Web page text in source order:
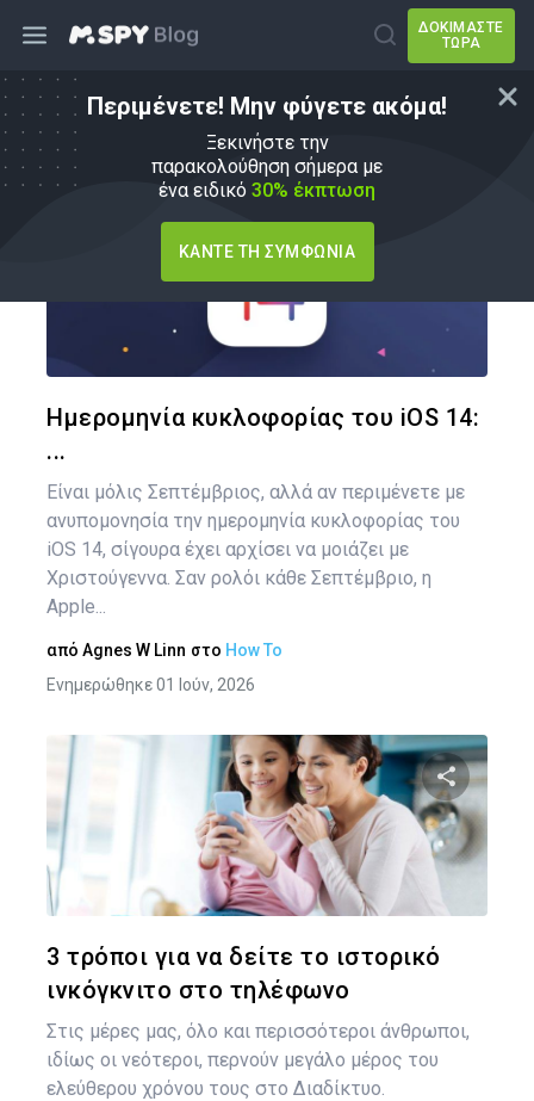
ΔΟΚΙΜΆΣΤΕ
ΤΏΡΑ
Περιμένετε! Μην φύγετε ακόμα!
Ξεκινήστε την
παρακολούθηση σήμερα με
ένα ειδικό 30% έκπτωση
ΚΆΝΤΕ ΤΗ ΣΥΜΦΩΝΊΑ
Πώς να
Ημερομηνία κυκλοφορίας του iOS 14:
...
Είναι μόλις Σεπτέμβριος, αλλά αν περιμένετε με
ανυπομονησία την ημερομηνία κυκλοφορίας του
iOS 14, σίγουρα έχει αρχίσει να μοιάζει με
Χριστούγεννα. Σαν ρολόι κάθε Σεπτέμβριο, η
Apple...
από Agnes W Linn στο How To
Ενημερώθηκε 01 Ιούν, 2026
3 τρόποι για να δείτε το ιστορικό
ινκόγκνιτο στο τηλέφωνο
Στις μέρες μας, όλο και περισσότεροι άνθρωποι,
ιδίως οι νεότεροι, περνούν μεγάλο μέρος του
ελεύθερου χρόνου τους στο Διαδίκτυο.